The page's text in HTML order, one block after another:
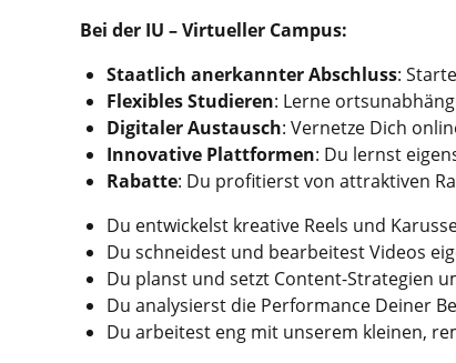
Bei der IU – Virtueller Campus:
Staatlich anerkannter Abschluss:
Flexibles Studieren: Lerne
Digitaler Austausch: Vernetze Dich
Innovative Plattformen: Du lernst
Rabatte: Du profitierst von attraktiven
Du entwickelst kreative Reels und
Du schneidest und bearbeitest Videos
Du planst und setzt Content-Strategien
Du analysierst die Performance Deiner
Du arbeitest eng mit unserem kleinen,